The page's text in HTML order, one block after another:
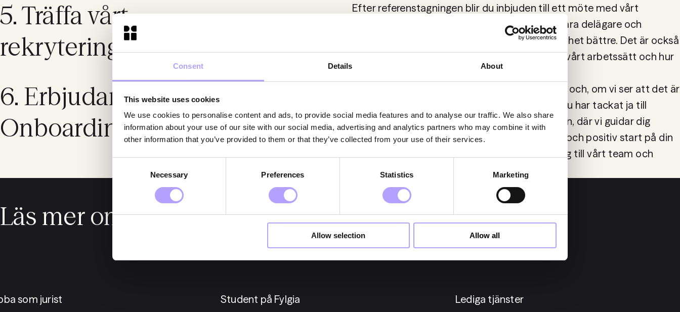
Consent Details About
This website uses cookies
We use cookies to personalise content and ads, to provide social media features and to analyse our traffic. We also share
information about your use of our site with our social media, advertising and analytics partners who may combine it with
other information that you’ve provided to them or that they’ve collected from your use of their services.
Necessary Preferences Statistics Marketing
Allow selection Allow all
5. Träffa vårt
rekryteringsteam
Efter referenstagningen blir du inbjuden till ett möte med vårt
rekryteringsteam. Där får du träffa några av våra delägare och
biträdande jurister och lära känna vår verksamhet bättre. Det är också
ett utmärkt tillfälle att ställa frågor om rollen, vårt arbetssätt och hur
6. Erbjudande och
Onboarding
Efter vårt möte kommer vi att fatta ett beslut och, om vi ser att det är
en bra match, erbjuda dig en anställning. När du har tackat ja till
erbjudandet, påbörjar vi onboarding-processen, där vi guidar dig
genom varje steg för att säkerställa en smidig och positiv start på din
resa hos oss. Vi ser fram emot att välkomna dig till vårt team och
fortsätta vår resa tillsammans!
Läs mer om oss
som jurist Student på Fylgia Lediga tjänster